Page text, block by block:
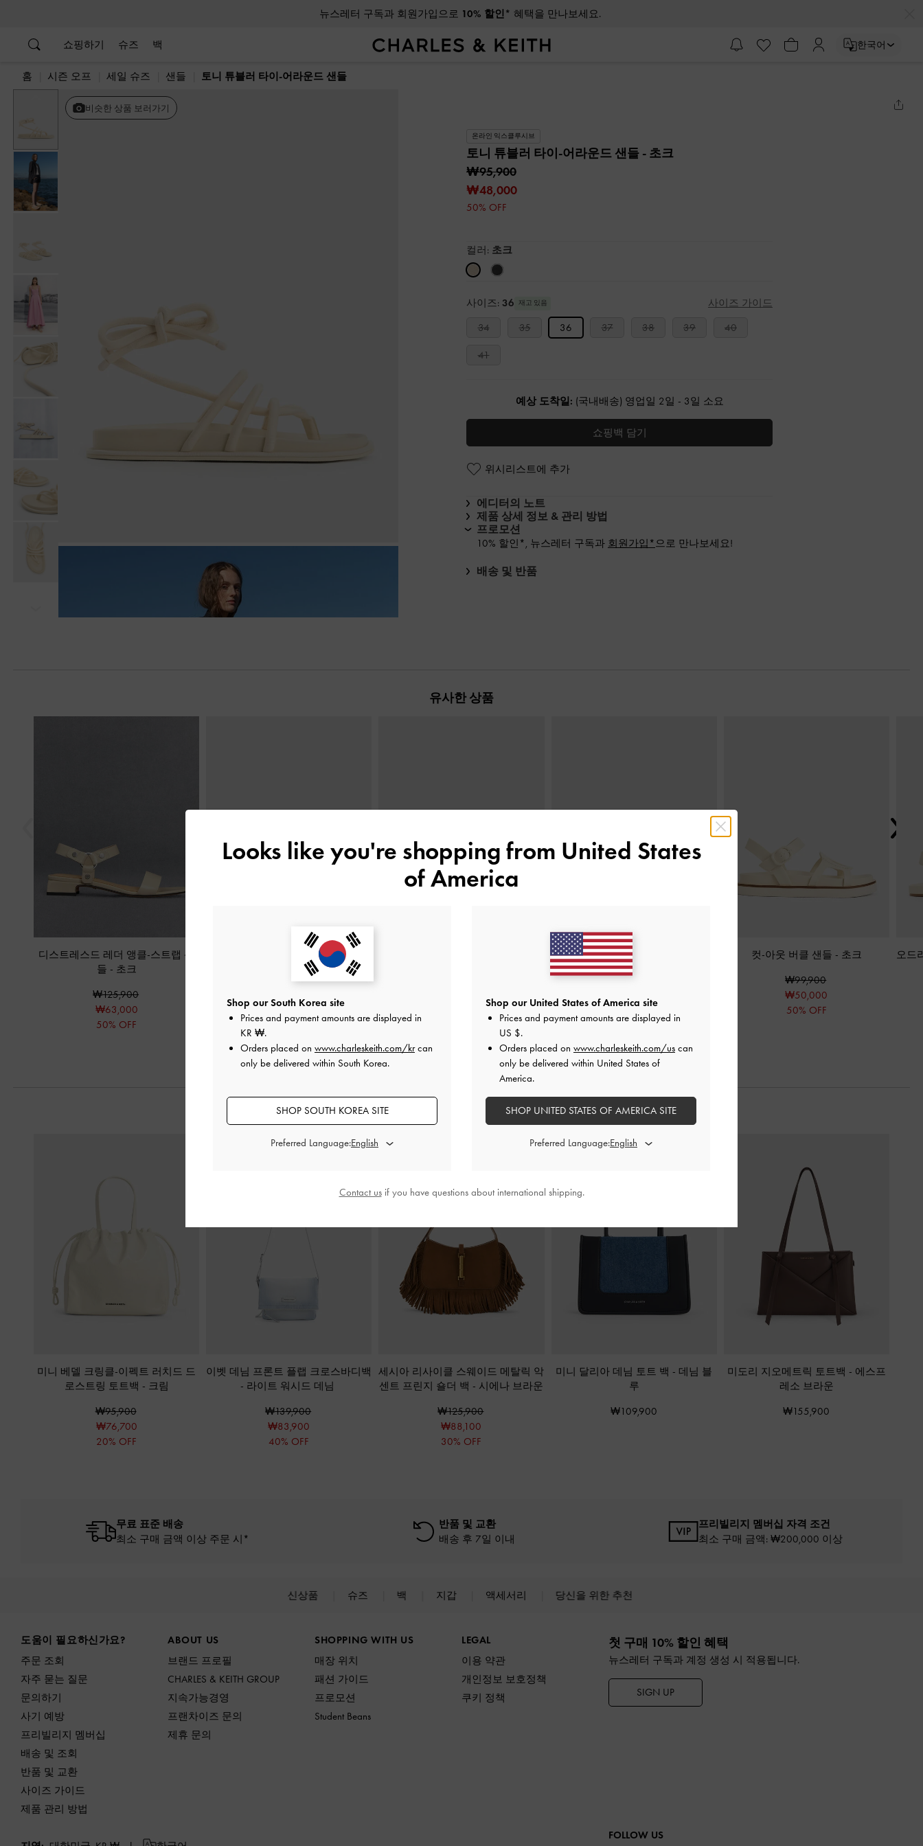
뉴스레터 구독과 회원가입으로 10% 할인* 혜택을 만나보세요.
쇼핑하기 슈즈 백 한국어
홈 시즌 오프 세일 슈즈 샌들 토니 튜블러 타이-어라운드 샌들
Previous 비슷한 상품 보러가기
온라인 익스클루시브
토니 튜블러 타이-어라운드 샌들 - 초크
₩95,900
₩48,000
50% OFF
컬러: 초크
사이즈: 36 재고 있음 사이즈 가이드
34 35 36 37 38 39 40
41
예상 도착일: (국내배송) 영업일 2일 - 3일 소요
쇼핑백 담기
위시리스트에 추가
에디터의 노트
제품 상세 정보 & 관리 방법
프로모션
10% 할인*, 뉴스레터 구독과 회원가입*으로 만나보세요!
배송 및 반품
유사한 상품
디스트레스드 레더 앵클-스트랩 샌
들 - 초크
₩125,900
₩63,000
50% OFF
스퀘어-토 스트래피 샌들-초크
₩75,900
50% OFF
버클 더블-스트랩 슬링백 샌들
₩89,900
40% OFF
컷-아웃 버클 샌들 - 초크
₩99,900
₩50,000
50% OFF
오드
미니 베델 크링클-이펙트 러치드 드
로스트링 토트백 - 크림
₩95,900
₩76,700
20% OFF
이벳 데님 프론트 플랩 크로스바디백
- 라이트 워시드 데님
₩139,900
₩83,900
40% OFF
세시아 리사이클 스웨이드 메탈릭 악
센트 프린지 숄더 백 - 시에나 브라운
₩125,900
₩88,100
30% OFF
미니 달리아 데님 토트 백 - 데님 블
루
₩109,900
미도리 지오메트릭 토트백 - 에스프
레소 브라운
₩155,900
무료 표준 배송
최소 구매 금액 이상 주문 시*
반품 및 교환
배송 후 7일 이내
프리빌리지 멤버십 자격 조건
최소 구매 금액: ₩200,000 이상
신상품 슈즈 백 지갑 액세서리 당신을 위한 추천
도움이 필요하신가요?
주문 조회
자주 묻는 질문
문의하기
사기 예방
프리빌리지 멤버십
배송 및 조회
반품 및 교환
사이즈 가이드
제품 관리 방법
ABOUT US
브랜드 프로필
CHARLES & KEITH GROUP
지속가능경영
프랜차이즈 문의
제휴 문의
SHOPPING WITH US
매장 위치
패션 가이드
프로모션
Student Beans
LEGAL
이용 약관
개인정보 보호정책
쿠키 정책
첫 구매 10% 할인 혜택
뉴스레터 구독과 계정 생성 시 적용됩니다.
SIGN UP
FOLLOW US
Looks like you're shopping from United States
of America
Shop our South Korea site
Prices and payment amounts are displayed in
KR ₩.
Orders placed on www.charleskeith.com/krcan
only be delivered within South Korea.
SHOP SOUTH KOREA SITE
Preferred Language:
Shop our United States of America site
Prices and payment amounts are displayed in
US $.
Orders placed on www.charleskeith.com/us can
only be delivered within United States of
America.
SHOP UNITED STATES OF AMERICA SITE
Preferred Language:
Contact usif you have questions about international shipping.